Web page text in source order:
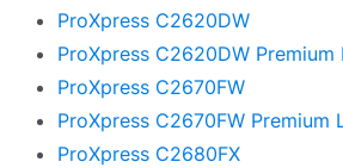
ProXpress C2620DW
ProXpress C2620DW Premium
ProXpress C2670FW
ProXpress C2670FW Premium
ProXpress C2680FX